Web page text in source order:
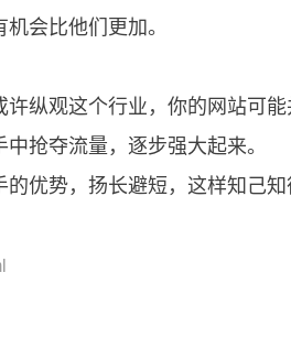
会比他们更加。
纵观这个行业，你的网站可能
抢夺流量，逐步强大起来。
势，扬长避短，这样知己知